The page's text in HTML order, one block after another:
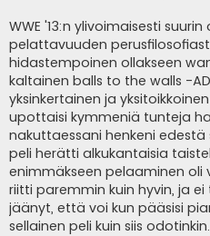
WWE '13:n ylivoimaisesti
pelattavuuden
hidastempoinen ollakseen
kaltainen balls to the walls -
yksinkertainen ja
upottaisi kymmeniä tunteja
nakuttaessani henkeni edestä
peli herätti alkukantaisia
enimmäkseen pelaaminen oli
riitti paremmin kuin hyvin, ja
jäänyt, että voi kun pääsisi
sellainen peli kuin siis odotinkin.